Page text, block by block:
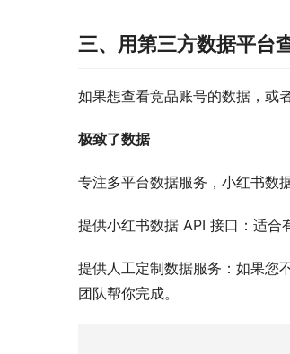
三、用第三方数据平台
如果想查看竞品账号的数据，或
极致了数据
专注多平台数据服务，小红书数
提供小红书数据 API 接口：适合
提供人工定制数据服务：如果您
团队帮你完成。